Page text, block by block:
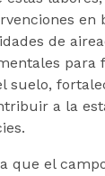
en
de
para
suelo,
a la
que el